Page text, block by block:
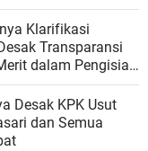
Klarifikasi
Transparansi
dalam Pengisian
Desak KPK Usut
dan Semua